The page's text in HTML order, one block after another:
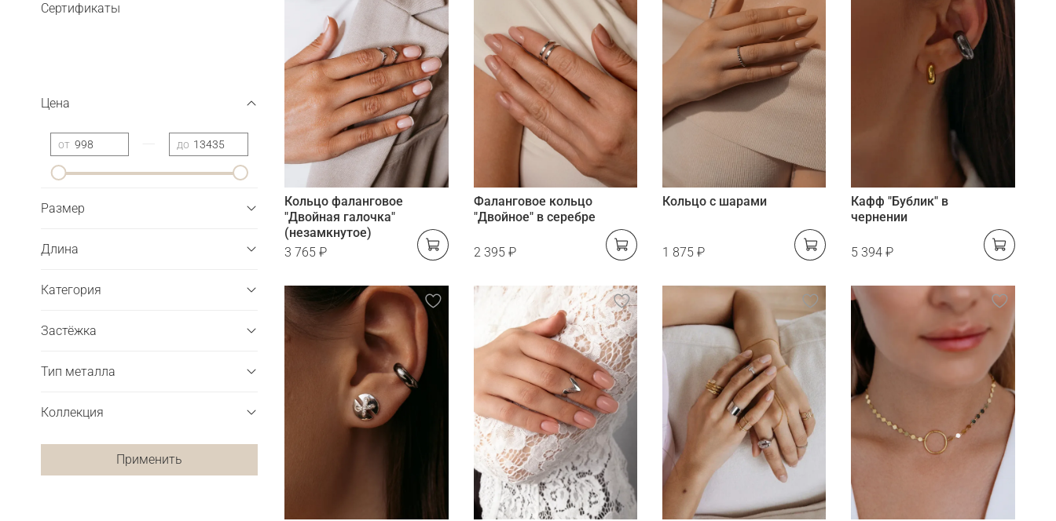
Кольцо фаланговое
"Двойная галочка"
(незамкнутое)
3 765 ₽
Фаланговое кольцо
"Двойное" в серебре
2 395 ₽
Кольцо с шарами
1 875 ₽
Кафф "Бублик" в
чернении
5 394 ₽
Сертификаты
Цена
от до
Размер
Длина
Категория
Застёжка
Тип металла
Коллекция
Применить